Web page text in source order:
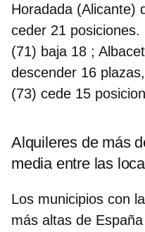
Horadada (Alicante)
ceder 21
(71) baja 18 ;
descender 16
(73) cede 15
Alquileres de más
media entre las
Los municipios con
más altas de